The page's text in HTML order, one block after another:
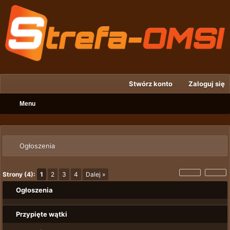
Stwórz konto Zaloguj się
Menu
Ogłoszenia
Strony (4): 1 2 3 4 Dalej »
Ogłoszenia
Przypięte wątki